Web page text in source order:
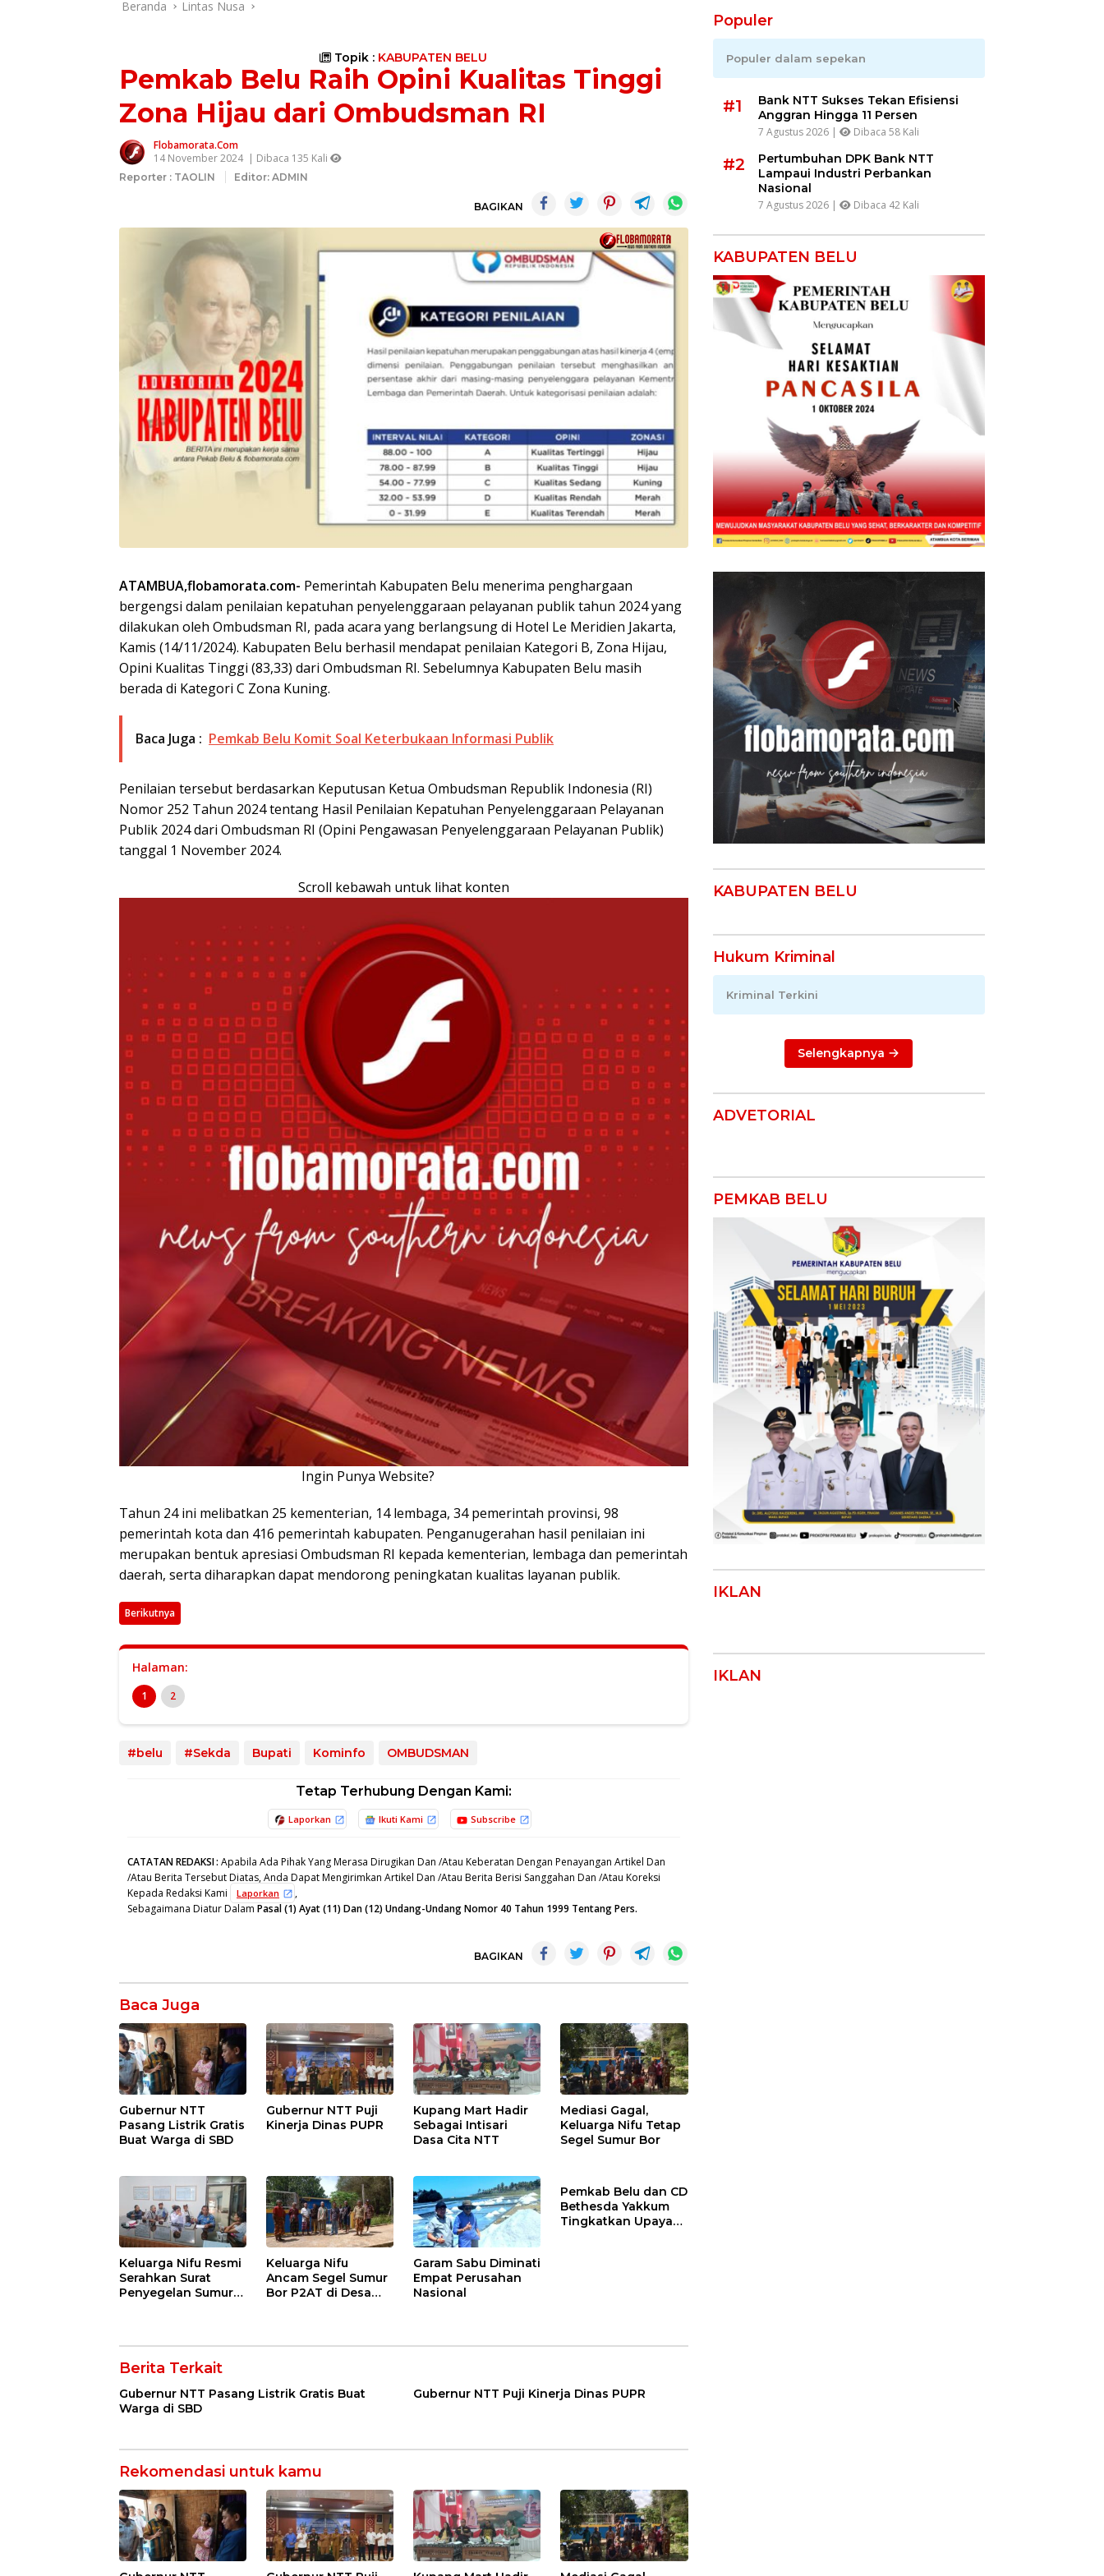
Beranda Lintas Nusa
Topik : KABUPATEN BELU
Pemkab Belu Raih Opini Kualitas Tinggi
Zona Hijau dari Ombudsman RI
Flobamorata.com
14 November 2024 | Dibaca 135 Kali
Reporter : TAOLIN Editor: ADMIN
BAGIKAN
ATAMBUA,flobamorata.com- Pemerintah Kabupaten Belu menerima penghargaan
bergengsi dalam penilaian kepatuhan penyelenggaraan pelayanan publik tahun 2024 yang
dilakukan oleh Ombudsman RI, pada acara yang berlangsung di Hotel Le Meridien Jakarta,
Kamis (14/11/2024). Kabupaten Belu berhasil mendapat penilaian Kategori B, Zona Hijau,
Opini Kualitas Tinggi (83,33) dari Ombudsman RI. Sebelumnya Kabupaten Belu masih
berada di Kategori C Zona Kuning.
Baca Juga : Pemkab Belu Komit Soal Keterbukaan Informasi Publik
Penilaian tersebut berdasarkan Keputusan Ketua Ombudsman Republik Indonesia (RI)
Nomor 252 Tahun 2024 tentang Hasil Penilaian Kepatuhan Penyelenggaraan Pelayanan
Publik 2024 dari Ombudsman RI (Opini Pengawasan Penyelenggaraan Pelayanan Publik)
tanggal 1 November 2024.
Scroll kebawah untuk lihat konten
Ingin Punya Website?
Tahun 24 ini melibatkan 25 kementerian, 14 lembaga, 34 pemerintah provinsi, 98
pemerintah kota dan 416 pemerintah kabupaten. Penganugerahan hasil penilaian ini
merupakan bentuk apresiasi Ombudsman RI kepada kementerian, lembaga dan pemerintah
daerah, serta diharapkan dapat mendorong peningkatan kualitas layanan publik.
Berikutnya
Halaman:
1 2
#belu #Sekda Bupati Kominfo OMBUDSMAN
Tetap Terhubung Dengan Kami:
Laporkan Ikuti Kami Subscribe
CATATAN REDAKSI: Apabila Ada Pihak Yang Merasa Dirugikan Dan /Atau Keberatan Dengan Penayangan Artikel Dan
/Atau Berita Tersebut Diatas, Anda Dapat Mengirimkan Artikel Dan /Atau Berita Berisi Sanggahan Dan /Atau Koreksi
Kepada Redaksi Kami
Laporkan
,
Sebagaimana Diatur Dalam Pasal (1) Ayat (11) Dan (12) Undang-Undang Nomor 40 Tahun 1999 Tentang Pers.
BAGIKAN
Baca Juga
Gubernur NTT
Pasang Listrik Gratis
Buat Warga di SBD
Gubernur NTT Puji
Kinerja Dinas PUPR
Kupang Mart Hadir
Sebagai Intisari
Dasa Cita NTT
Mediasi Gagal,
Keluarga Nifu Tetap
Segel Sumur Bor
Keluarga Nifu Resmi
Serahkan Surat
Penyegelan Sumur
Keluarga Nifu
Ancam Segel Sumur
Bor P2AT di Desa
Garam Sabu Diminati
Empat Perusahan
Nasional
Pemkab Belu dan CD
Bethesda Yakkum
Tingkatkan Upaya
Berita Terkait
Gubernur NTT Pasang Listrik Gratis Buat
Warga di SBD
Gubernur NTT Puji Kinerja Dinas PUPR
Rekomendasi untuk kamu
Populer
Populer dalam sepekan
#1
Bank NTT Sukses Tekan Efisiensi
Anggran Hingga 11 Persen
7 Agustus 2026 | Dibaca 58 Kali
#2
Pertumbuhan DPK Bank NTT
Lampaui Industri Perbankan
Nasional
7 Agustus 2026 | Dibaca 42 Kali
KABUPATEN BELU
KABUPATEN BELU
Hukum Kriminal
Kriminal Terkini
Selengkapnya
ADVETORIAL
PEMKAB BELU
IKLAN
IKLAN